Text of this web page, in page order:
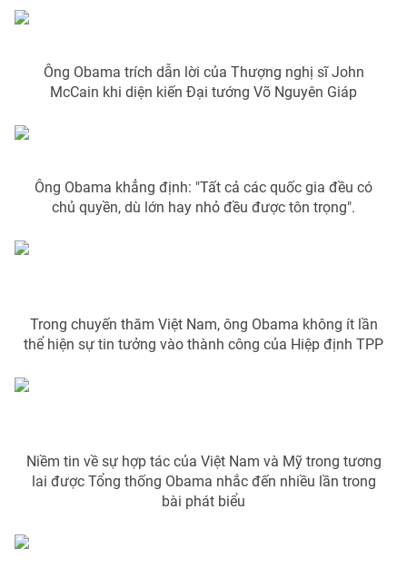
Hậu trường
Khán giả
Điện ảnh
Âm nhạc
Du lịch
Giáo dục
Tuyển sinh
Hitech Công nghệ tương lai
Thị trường
Giao lưu trực tuyến
Lịch phát sóng
Chuyên mục khác
Emagazine Podcast
Video Shorts video
VTV Thể thao
Ông Obama trích dẫn lời của Thượng nghị sĩ John
McCain khi diện kiến Đại tướng Võ Nguyên Giáp
Ông Obama khẳng định: "Tất cả các quốc gia đều có
chủ quyền, dù lớn hay nhỏ đều được tôn trọng".
Trong chuyến thăm Việt Nam, ông Obama không ít lần
thể hiện sự tin tưởng vào thành công của Hiệp định TPP
Niềm tin về sự hợp tác của Việt Nam và Mỹ trong tương
lai được Tổng thống Obama nhắc đến nhiều lần trong
bài phát biểu